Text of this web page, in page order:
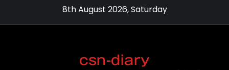
8th August 2026, Saturday
csn-diary